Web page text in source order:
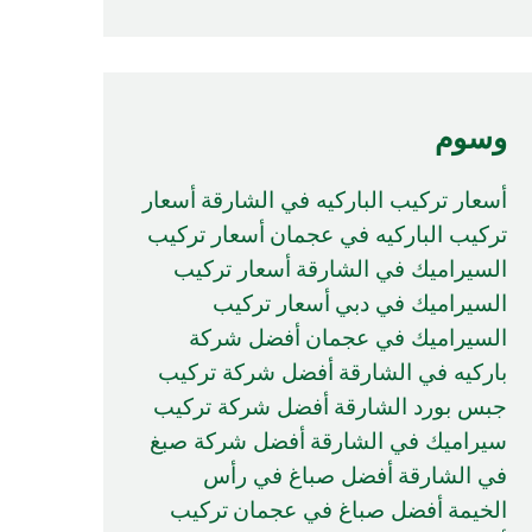
وسوم
أسعار تركيب الباركيه في الشارقة أسعار
تركيب الباركيه في عجمان أسعار تركيب
السيراميك في الشارقة أسعار تركيب
السيراميك في دبي أسعار تركيب
السيراميك في عجمان أفضل شركة
باركيه في الشارقة أفضل شركة تركيب
جبس بورد الشارقة أفضل شركة تركيب
سيراميك في الشارقة أفضل شركة صبغ
في الشارقة أفضل صباغ في رأس
الخيمة أفضل صباغ في عجمانتركيب